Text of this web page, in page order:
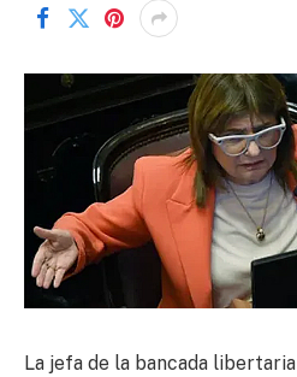
La jefa de la bancada libertaria